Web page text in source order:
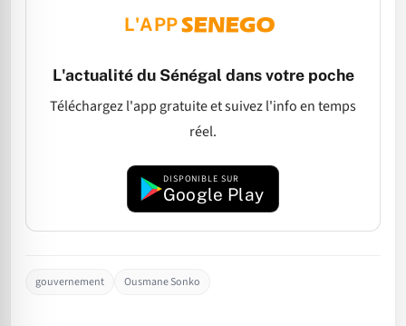
L'APP
L'actualité du Sénégal dans votre poche
Téléchargez l'app gratuite et suivez l'info en temps
réel.
DISPONIBLE SUR
Google Play
gouvernement Ousmane Sonko